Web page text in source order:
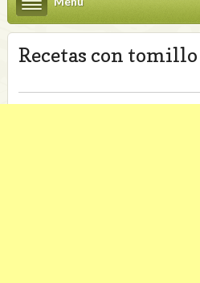
Recetas con tomillo